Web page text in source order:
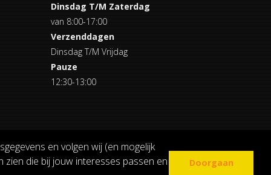
en volgen wij (en mogelijk
die bij jouw interesses passen en
Doorgaan
Dinsdag T/M Zaterdag
van 8:00-17:00
Verzenddagen
Dinsdag T/M Vrijdag
Pauze
12:30-13:00